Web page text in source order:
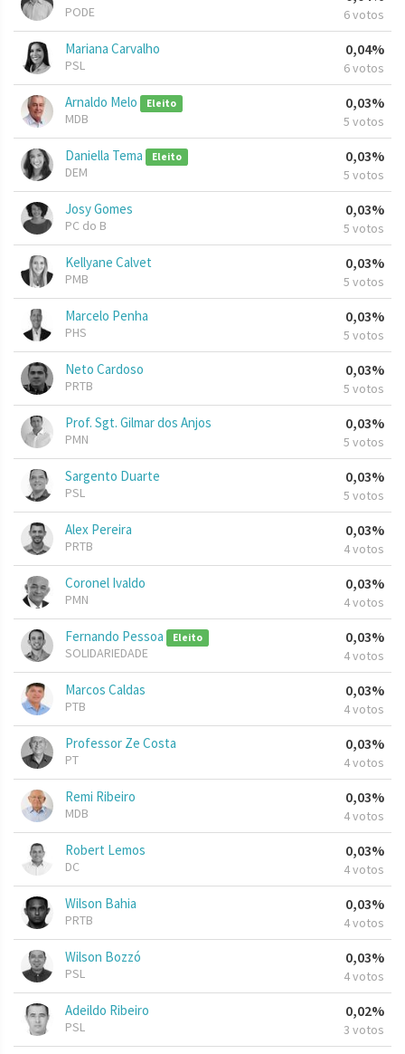
PODE 6 votos
Mariana Carvalho
PSL
0,04%
6 votos
Arnaldo Melo Eleito
MDB
0,03%
5 votos
Daniella Tema Eleito
DEM
0,03%
5 votos
Josy Gomes
PC do B
0,03%
5 votos
Kellyane Calvet
PMB
0,03%
5 votos
Marcelo Penha
PHS
0,03%
5 votos
Neto Cardoso
PRTB
0,03%
5 votos
Prof. Sgt. Gilmar dos Anjos
PMN
0,03%
5 votos
Sargento Duarte
PSL
0,03%
5 votos
Alex Pereira
PRTB
0,03%
4 votos
Coronel Ivaldo
PMN
0,03%
4 votos
Fernando Pessoa Eleito
SOLIDARIEDADE
0,03%
4 votos
Marcos Caldas
PTB
0,03%
4 votos
Professor Ze Costa
PT
0,03%
4 votos
Remi Ribeiro
MDB
0,03%
4 votos
Robert Lemos
DC
0,03%
4 votos
Wilson Bahia
PRTB
0,03%
4 votos
Wilson Bozzó
PSL
0,03%
4 votos
Adeildo Ribeiro
PSL
0,02%
3 votos